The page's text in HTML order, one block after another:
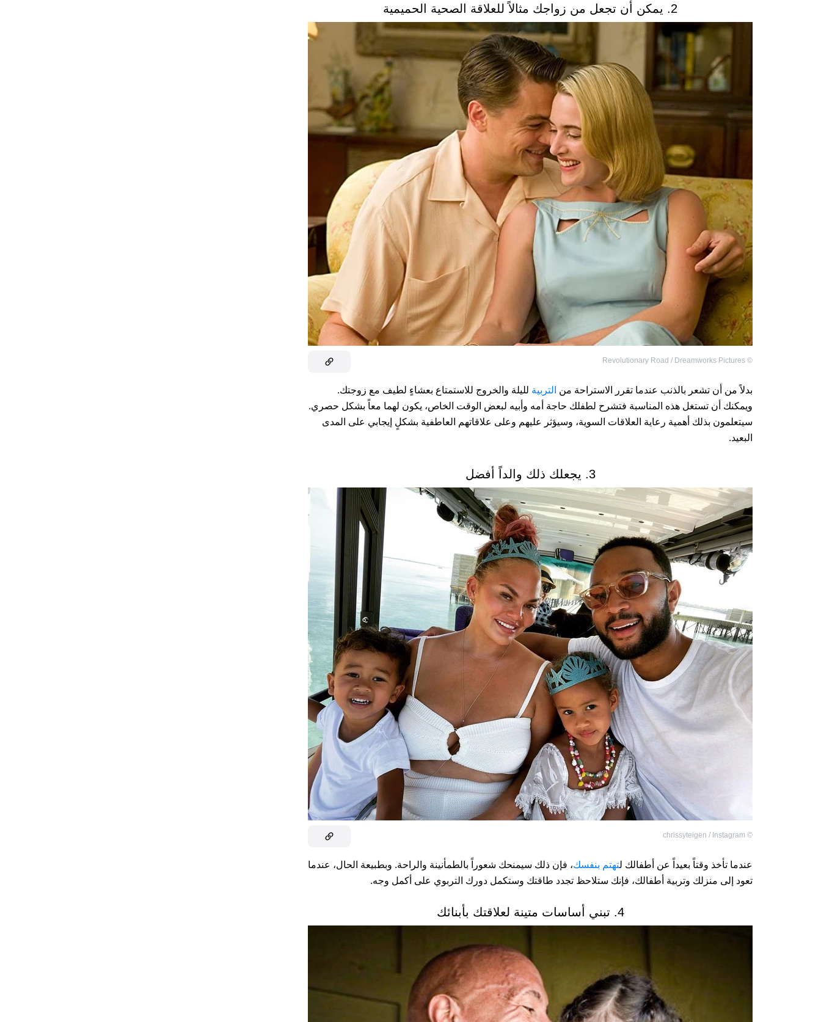
2. يمكن أن تجعل من زواجك مثالاً للعلاقة الصحية الحميمية
©
Revolutionary Road / Dreamworks Pictures
‏بدلاً من أن تشعر بالذنب عندما تقرر الاستراحة من التربية لليلة والخروج للاستمتاع بعشاءٍ لطيف مع زوجتك.
ويمكنك أن تستغل هذه المناسبة فتشرح لطفلك حاجة أمه وأبيه لبعض الوقت الخاص، يكون لهما معاً بشكل حصري.
‏سيتعلمون بذلك أهمية رعاية العلاقات السوية، وسيؤثر عليهم وعلى علاقاتهم العاطفية بشكلٍ إيجابي على المدى
البعيد.
3. يجعلك ذلك والداً أفضل
©
chrissyteigen / Instagram
‏عندما تأخذ وقتاً بعيداً عن أطفالك لتهتم بنفسك، فإن ذلك سيمنحك شعوراً بالطمأنينة والراحة. ‏وبطبيعة الحال، عندما
تعود إلى منزلك وتربية أطفالك، فإنك ستلاحظ تجدد طاقتك وستكمل دورك التربوي على أكمل وجه.
4. تبني أساسات متينة لعلاقتك بأبنائك